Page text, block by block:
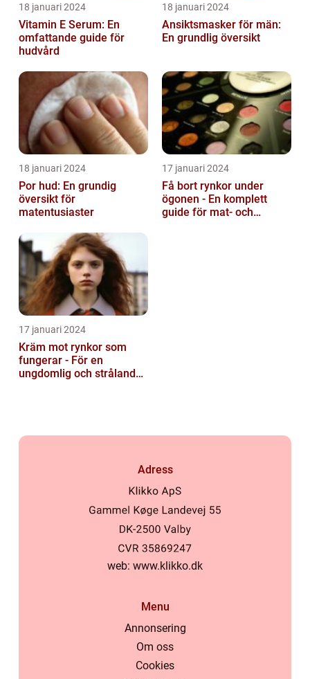
18 januari 2024
Vitamin E Serum: En
omfattande guide för
hudvård
18 januari 2024
Ansiktsmasker för män:
En grundlig översikt
18 januari 2024
Por hud: En grundig
översikt för
matentusiaster
17 januari 2024
Få bort rynkor under
ögonen - En komplett
guide för mat- och
17 januari 2024
Kräm mot rynkor som
fungerar - För en
ungdomlig och strålande
Adress
web: www.klikko.dk
Menu
Annonsering
Om oss
Cookies